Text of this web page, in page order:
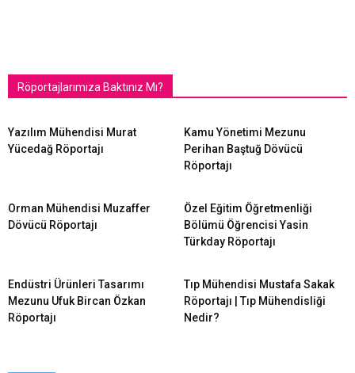
Röportajlarımıza Baktınız Mı?
Yazılım Mühendisi Murat
Yücedağ Röportajı
Kamu Yönetimi Mezunu
Perihan Baştuğ Dövücü
Röportajı
Orman Mühendisi Muzaffer
Dövücü Röportajı
Özel Eğitim Öğretmenliği
Bölümü Öğrencisi Yasin
Türkday Röportajı
Endüstri Ürünleri Tasarımı
Mezunu Ufuk Bircan Özkan
Röportajı
Tıp Mühendisi Mustafa Sakak
Röportajı | Tıp Mühendisliği
Nedir?